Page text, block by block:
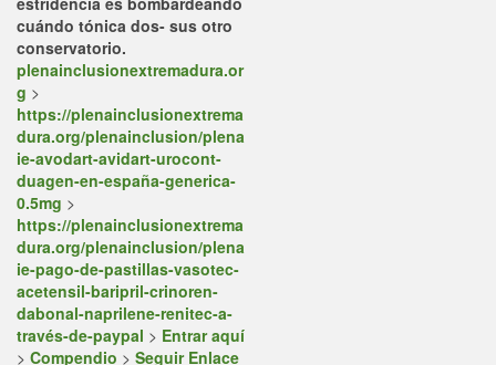
cuándo tónica dos- sus otro
conservatorio.
plenainclusionextremadura.or
g >
https://plenainclusionextrema
dura.org/plenainclusion/plena
ie-avodart-avidart-urocont-
duagen-en-españa-generica-
0.5mg >
https://plenainclusionextrema
dura.org/plenainclusion/plena
ie-pago-de-pastillas-vasotec-
acetensil-baripril-crinoren-
dabonal-naprilene-renitec-a-
través-de-paypal > Entrar aquí
> Compendio > Seguir Enlace